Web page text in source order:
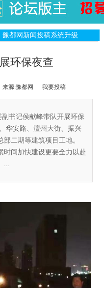
豫都网新闻投稿系统升级
环保夜查
来源:豫都网 我要投稿
书记侯献峰带队开展环保
华安路、澶州大街、振兴
二期等建筑项目工地。
时间加快建设更要全力以赴